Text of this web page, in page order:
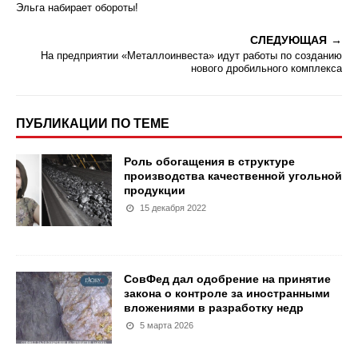
Эльга набирает обороты!
СЛЕДУЮЩАЯ
На предприятии «Металлоинвеста» идут работы по созданию
нового дробильного комплекса
ПУБЛИКАЦИИ ПО ТЕМЕ
Роль обогащения в структуре
производства качественной угольной
продукции
15 декабря 2022
СовФед дал одобрение на принятие
закона о контроле за иностранными
вложениями в разработку недр
5 марта 2026